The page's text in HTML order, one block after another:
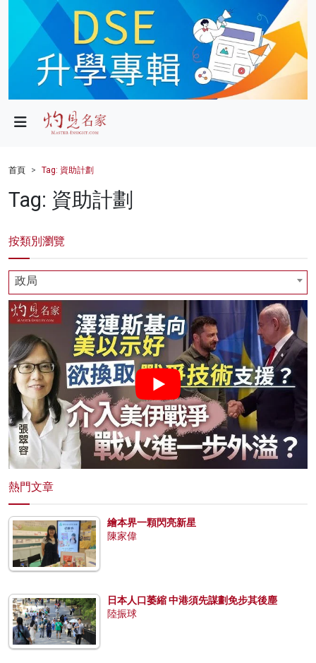
政局
財經
商業
科技
影片
名家榜
灼見活動
關於我們
首頁 Tag: 資助計劃
Tag: 資助計劃
按類別瀏覽
政局
熱門文章
繪本界一顆閃亮新星
陳家偉
日本人口萎縮 中港須先謀劃免步其後塵
陸振球